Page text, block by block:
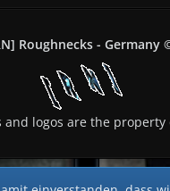
Roughnecks - Germany
logos are the